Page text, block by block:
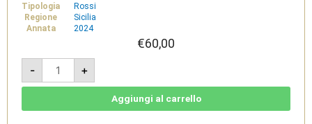
Tipologia
Rossi
Regione
Sicilia
Annata
2024
€60,00
-
Contrada
-
Terre
+
Aggiungi al carrello